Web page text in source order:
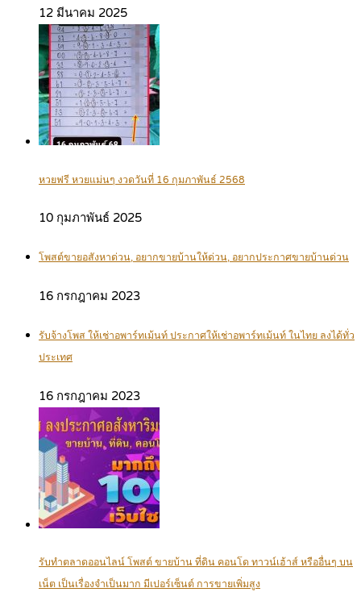
12 มีนาคม 2025
หวยฟรี หวยแม่นๆ งวดวันที่ 16 กุมภาพันธ์ 2568
10 กุมภาพันธ์ 2025
โพสต์ขายอสังหาด่วน, อยากขายบ้านให้ด่วน, อยากประกาศขายบ้านด่วน
16 กรกฎาคม 2023
รับจ้างโพส ให้เช่าอพาร์ทเม้นท์ ประกาศให้เช่าอพาร์ทเม้นท์ ในไทย ลงได้ทั่ว
ประเทศ
16 กรกฎาคม 2023
รับทำตลาดออนไลน์ โพสต์ ขายบ้าน ที่ดิน คอนโด ทาวน์เฮ้าส์ หรืออื่นๆ บน
เน็ต เป็นเรื่องจำเป็นมาก มีเปอร์เซ็นต์ การขายเพิ่มสูง